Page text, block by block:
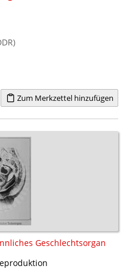
Zum Merkzettel hinzufügen
Geschlechtsorgan